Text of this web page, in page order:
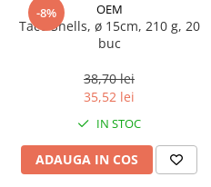
-8% OEM
Taco Shells, ø 15cm, 210 g, 20
buc
38,70 lei
35,52 lei
IN STOC
ADAUGA IN COS